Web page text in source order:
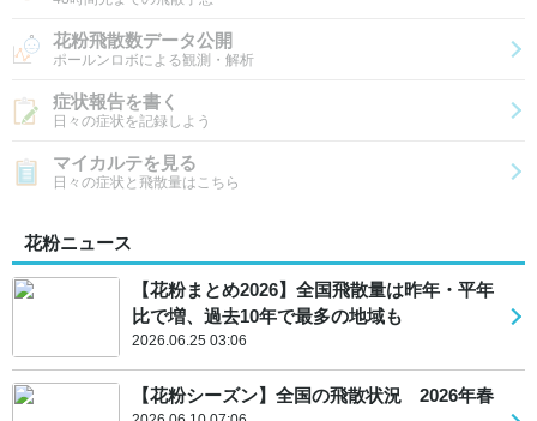
花粉飛散数データ公開
ポールンロボによる観測・解析
症状報告を書く
日々の症状を記録しよう
マイカルテを見る
日々の症状と飛散量はこちら
花粉ニュース
【花粉まとめ2026】全国飛散量は昨年・平年
比で増、過去10年で最多の地域も
2026.06.25 03:06
【花粉シーズン】全国の飛散状況 2026年春